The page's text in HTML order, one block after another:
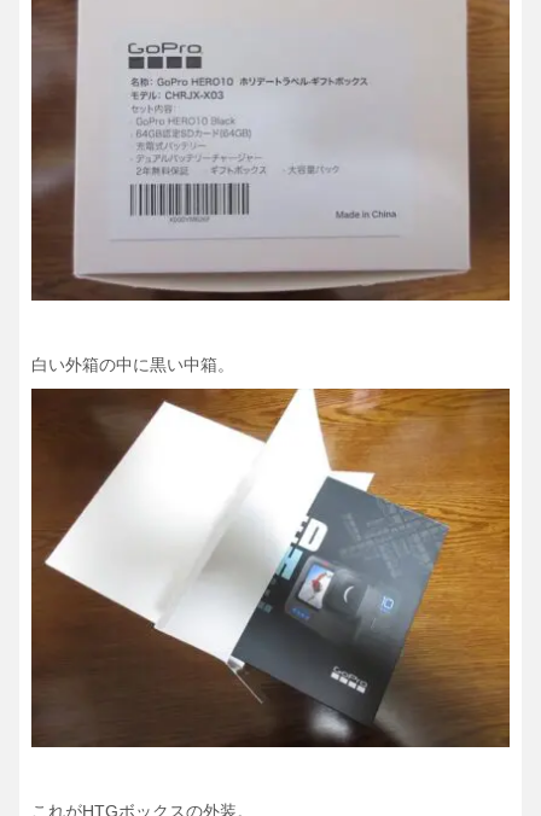
白い外箱の中に黒い中箱。
これがHTGボックスの外装。